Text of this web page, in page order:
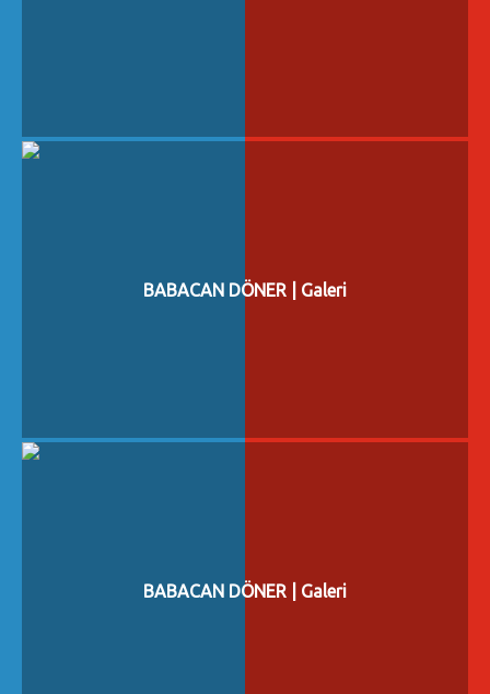
BABACAN DÖNER | Galeri
BABACAN DÖNER | Galeri